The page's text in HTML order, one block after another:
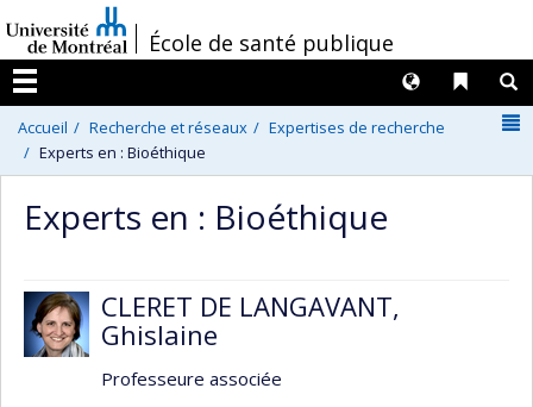
au
contenu
/École de santé publique
Menu
Liens
Langues
Accueil Recherche et réseaux
Expertises de recherche
Experts en : Bioéthique
Experts en : Bioéthique
CLERET DE LANGAVANT,
Ghislaine
Professeure associée